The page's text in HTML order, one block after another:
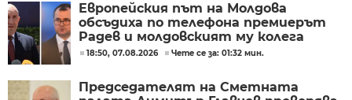
Европейския път на Молдова
обсъдиха по телефона премиерът
Радев и молдовският му колега
Тофан
18:50, 07.08.2026 Чете се за: 01:32 мин.
Председателят на Сметната